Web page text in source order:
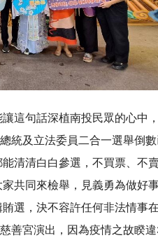
這句話深植南投民眾的心中
及立法委員二合一選舉倒數
清清白白參選，不買票、不
共同來檢舉，見義勇為做好
選，決不容許任何非法情事
宮演出，因為疫情之故睽違